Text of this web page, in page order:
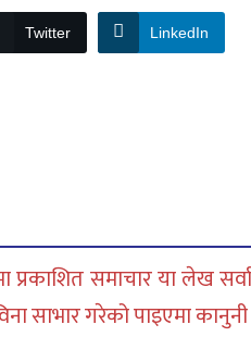
Twitter LinkedIn
प्रकाशित समाचार या लेख
साभार गरेको पाइएमा कानुनी